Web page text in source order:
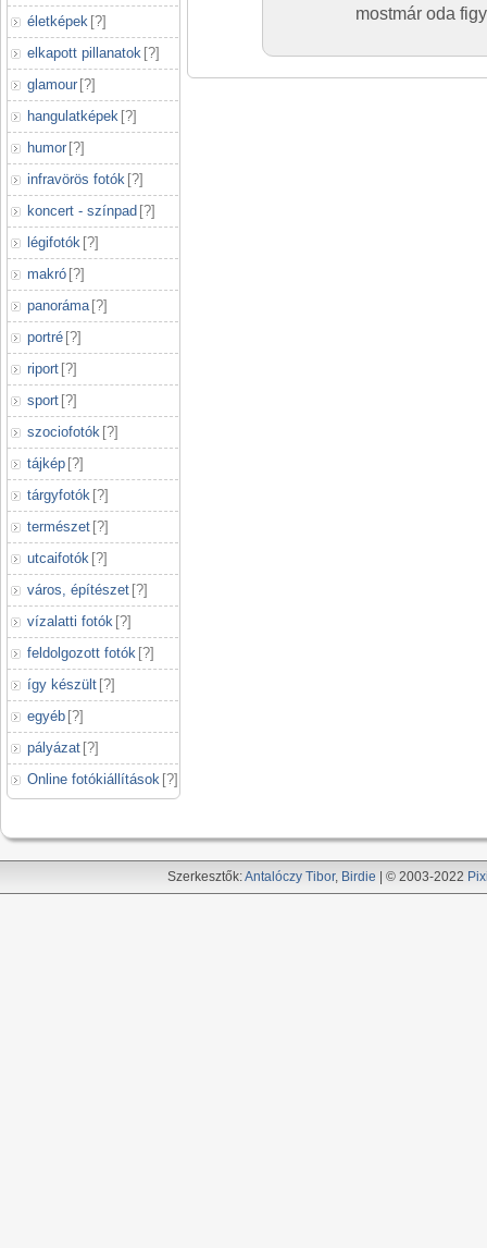
életképek [?]
elkapott pillanatok [?]
glamour [?]
hangulatképek [?]
humor [?]
infravörös fotók [?]
koncert - színpad [?]
légifotók [?]
makró [?]
panoráma [?]
portré [?]
riport [?]
sport [?]
szociofotók [?]
tájkép [?]
tárgyfotók [?]
természet [?]
utcaifotók [?]
város, építészet [?]
vízalatti fotók [?]
feldolgozott fotók [?]
így készült [?]
egyéb [?]
pályázat [?]
Online fotókiállítások [?]
mostmár oda
Szerkesztők:Antalóczy Tibor, Birdie | © 2003-2022